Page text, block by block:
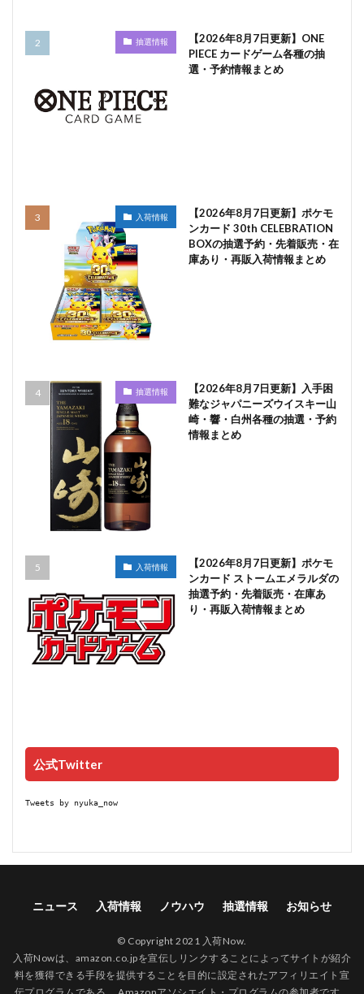
抽選情報
【2026年8月7日更新】ONE
PIECE カードゲーム各種の抽
選・予約情報まとめ
入荷情報
【2026年8月7日更新】ポケモ
ンカード 30th CELEBRATION
BOXの抽選予約・先着販売・在
庫あり・再販入荷情報まとめ
抽選情報
【2026年8月7日更新】入手困
難なジャパニーズウイスキー山
崎・響・白州各種の抽選・予約
情報まとめ
入荷情報
【2026年8月7日更新】ポケモ
ンカード ストームエメラルダの
抽選予約・先着販売・在庫あ
り・再販入荷情報まとめ
公式Twitter
Tweets by nyuka_now
ニュース 入荷情報 ノウハウ 抽選情報 お知らせ
© Copyright 2021 入荷Now.
入荷Nowは、amazon.co.jpを宣伝しリンクすることによってサイトが紹介
料を獲得できる手段を提供することを目的に設定されたアフィリエイト宣
伝プログラムである、 Amazonアソシエイト・プログラムの参加者です。